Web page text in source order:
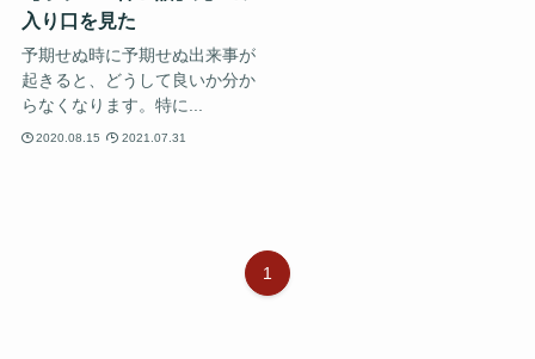
入り口を見た
予期せぬ時に予期せぬ出来事が
起きると、どうして良いか分か
らなくなります。特に...
2020.08.15 2021.07.31
1